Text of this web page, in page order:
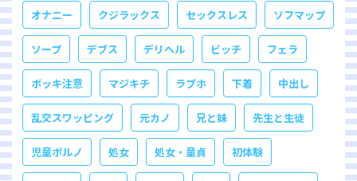
オナニー クジラックス セックスレス ソフマップ
ソープ デブス デリヘル ビッチ フェラ
ボッキ注意 マジキチ ラブホ 下着 中出し
乱交スワッピング 元カノ 兄と妹 先生と生徒
児童ポルノ 処女 処女・童貞 初体験